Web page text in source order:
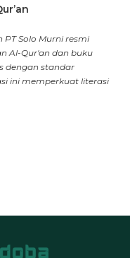
Solo Murni resmi
Al-Qur'an dan buku
dengan standar
ini memperkuat literasi